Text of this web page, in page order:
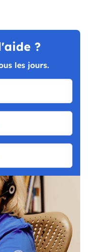
?
les jours.